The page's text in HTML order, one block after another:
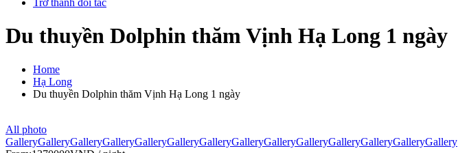
Trở thành đối tác
Du thuyền Dolphin thăm Vịnh Hạ Long 1 ngày
Home
Hạ Long
Du thuyền Dolphin thăm Vịnh Hạ Long 1 ngày
All photo
GalleryGalleryGalleryGalleryGalleryGalleryGalleryGalleryGalleryGalleryGalleryGalleryGalleryGallery